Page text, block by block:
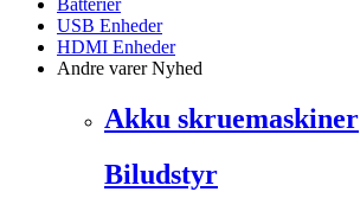
Batterier
USB Enheder
HDMI Enheder
Andre varerNyhed
Akku skruemaskiner
Biludstyr